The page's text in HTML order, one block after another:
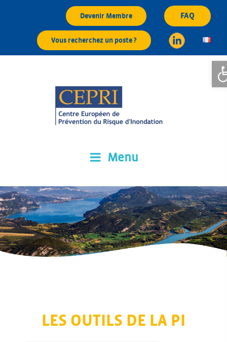
Devenir Membre FAQ
Vous recherchez un poste ?
Menu
LES OUTILS DE LA PI